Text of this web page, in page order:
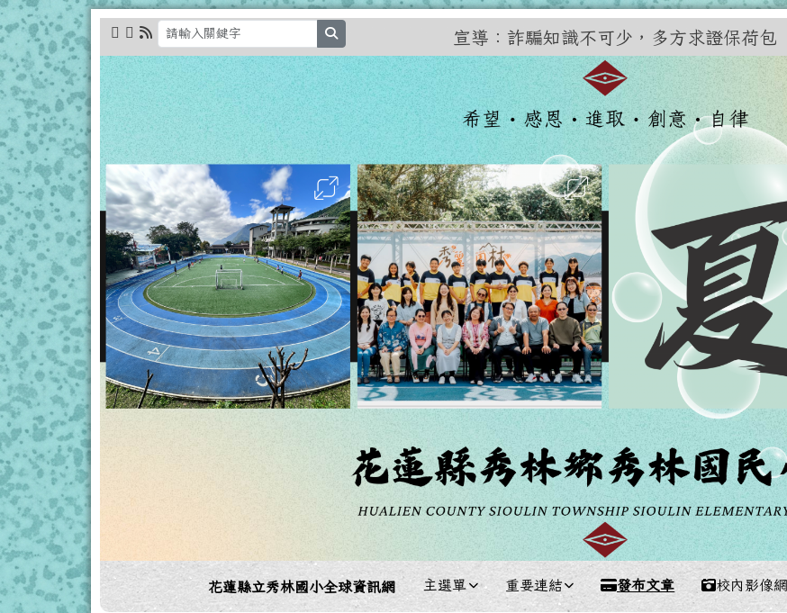
跳至主內容區
花蓮縣立秀林國小全球資訊網宣導：詐騙知識不可少，多方求證保荷包
導覽列 花蓮縣立秀林國小全球資訊網 主選單 重要連結 發布文章 校內影像網